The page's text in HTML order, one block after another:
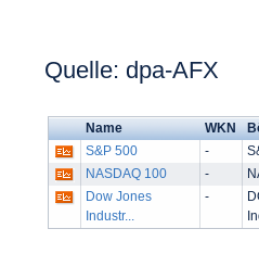
Quelle: dpa-AFX
Name WKN
S&P 500
-
NASDAQ 100
-
Dow Jones
Industr...
-